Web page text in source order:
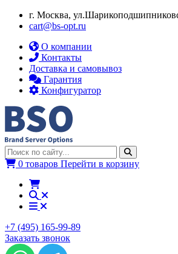
г. Москва,
cart@bs-opt.ru
О компании
Контакты
Доставка и самовывоз
Гарантия
Конфигуратор
0 товаров Перейти в корзину
+7 (495) 165-99-89
Заказать звонок